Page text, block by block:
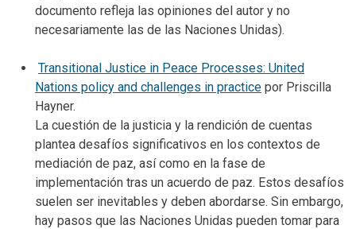
documento refleja las opiniones del autor y no
necesariamente las de las Naciones Unidas).
Transitional Justice in Peace Processes: United
Nations policy and challenges in practice por Priscilla
Hayner.
La cuestión de la justicia y la rendición de cuentas
plantea desafíos significativos en los contextos de
mediación de paz, así como en la fase de
implementación tras un acuerdo de paz. Estos desafíos
suelen ser inevitables y deben abordarse. Sin embargo,
hay pasos que las Naciones Unidas pueden tomar para